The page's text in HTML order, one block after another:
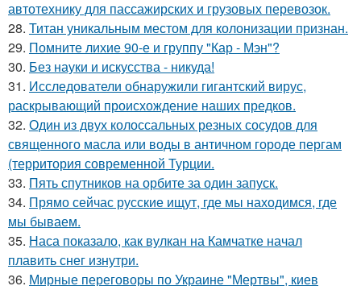
автотехнику для пассажирских и грузовых перевозок.
28. Титан уникальным местом для колонизации признан.
29. Помните лихие 90-е и группу "Кар - Мэн"?
30. Без науки и искусства - никуда!
31. Исследователи обнаружили гигантский вирус,
раскрывающий происхождение наших предков.
32. Один из двух колоссальных резных сосудов для
священного масла или воды в античном городе пергам
(территория современной Турции.
33. Пять спутников на орбите за один запуск.
34. Прямо сейчас русские ищут, где мы находимся, где
мы бываем.
35. Наса показало, как вулкан на Камчатке начал
плавить снег изнутри.
36. Мирные переговоры по Украине "Мертвы", киев